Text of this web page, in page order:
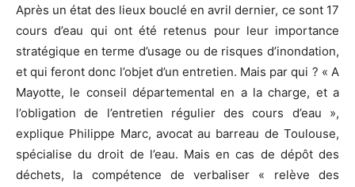
Après un état des lieux bouclé en avril dernier, ce sont 17
cours d’eau qui ont été retenus pour leur importance
stratégique en terme d’usage ou de risques d’inondation,
et qui feront donc l’objet d’un entretien. Mais par qui ? « A
Mayotte, le conseil départemental en a la charge, et a
l’obligation de l’entretien régulier des cours d’eau »,
explique Philippe Marc, avocat au barreau de Toulouse,
spécialise du droit de l’eau. Mais en cas de dépôt des
déchets, la compétence de verbaliser « relève des